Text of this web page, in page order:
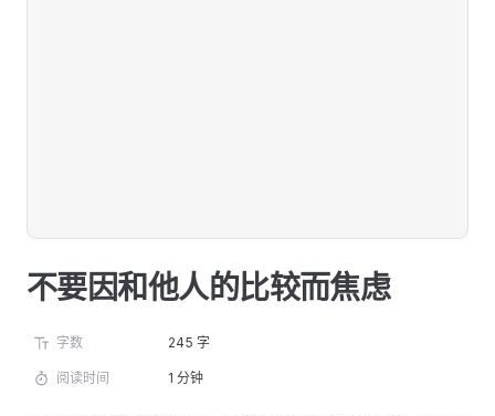
不要因和他人的比较而焦虑
字数 245 字
阅读时间 1 分钟